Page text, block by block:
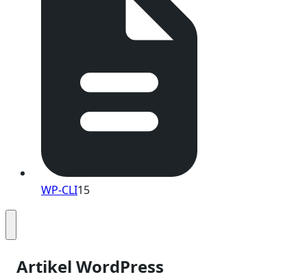
WP-CLI15
Artikel WordPress